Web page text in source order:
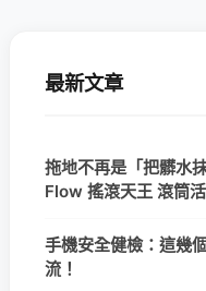
最新文章
拖地不再是「把髒水
Flow 搖滾天王 滾筒
手機安全健檢：這幾
流！